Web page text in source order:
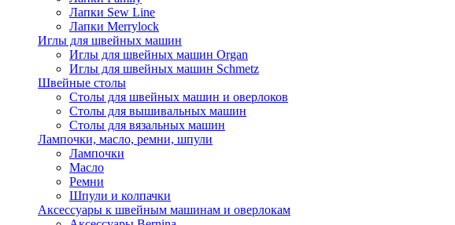
Лапки Sew Line
Лапки Merrylock
Иглы для швейных машин
Иглы для швейных машин Organ
Иглы для швейных машин Schmetz
Швейные столы
Столы для швейных машин и оверлоков
Столы для вышивальных машин
Столы для вязальных машин
Лампочки, масло, ремни, шпули
Лампочки
Масло
Ремни
Шпули и колпачки
Аксессуары к швейным машинам и оверлокам